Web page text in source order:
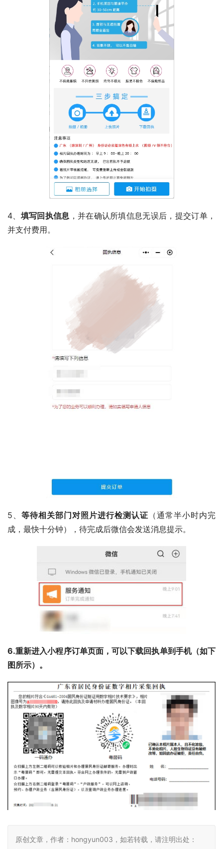
4、 填写回执信息 ，并在确认所填信息无误后，提交订单，
并支付费用。
5、 等待相关部门对照片进行检测认证 （通常半小时内完
成，最快十分钟），待完成后微信会发送消息提示。
6.重新进入小程序订单页面，可以下载回执单到手机（如下
图所示）。
原创文章，作者：hongyun003，如若转载，请注明出处：